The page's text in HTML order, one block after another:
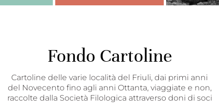
Fondo Cartoline
Cartoline delle varie località del Friuli, dai primi anni
del Novecento fino agli anni Ottanta, viaggiate e non,
raccolte dalla Società Filologica attraverso doni di soci